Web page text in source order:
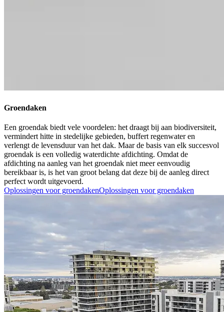
Groendaken
Een groendak biedt vele voordelen: het draagt bij aan biodiversiteit,
vermindert hitte in stedelijke gebieden, buffert regenwater en
verlengt de levensduur van het dak. Maar de basis van elk succesvol
groendak is een volledig waterdichte afdichting. Omdat de
afdichting na aanleg van het groendak niet meer eenvoudig
bereikbaar is, is het van groot belang dat deze bij de aanleg direct
perfect wordt uitgevoerd.
Oplossingen voor groendakenOplossingen voor groendaken